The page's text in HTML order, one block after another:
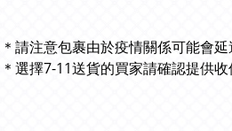
＊請注意包裹由於疫情關係可能會
＊選擇7-11送貨的買家請確認提供